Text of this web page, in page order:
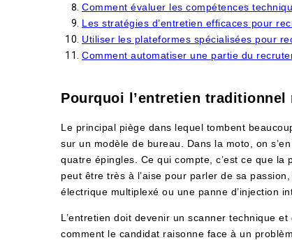
Comment évaluer les compétences
Les stratégies d’entretien efficaces pour
Utiliser les plateformes spécialisées pour
Comment automatiser une partie du
Pourquoi l’entretien
Le principal piège dans lequel tombent
sur un modèle de bureau. Dans la moto, on
quatre épingles. Ce qui compte, c’est ce que
peut être très à l’aise pour parler de sa
électrique multiplexé ou une panne d’injection
L’entretien doit devenir un scanner technique
comment le candidat raisonne face à un